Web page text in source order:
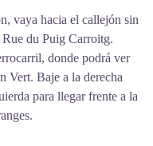
vaya hacia el callejón sin
du Puig Carroitg.
donde podrá ver
Vert. Baje a la derecha
para llegar frente a la